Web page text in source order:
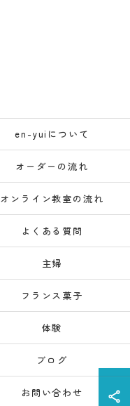
en-yuiについて
オーダーの流れ
オンライン教室の流れ
よくある質問
主婦
フランス菓子
体験
ブログ
お問い合わせ